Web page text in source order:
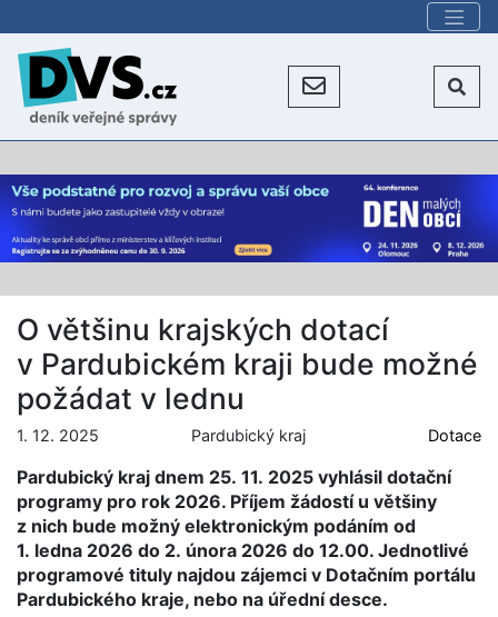
O většinu krajských dotací
v Pardubickém kraji bude možné
požádat v lednu
1. 12. 2025 Pardubický kraj Dotace
Pardubický kraj dnem 25. 11. 2025 vyhlásil dotační
programy pro rok 2026. Příjem žádostí u většiny
z nich bude možný elektronickým podáním od
1. ledna 2026 do 2. února 2026 do 12.00. Jednotlivé
programové tituly najdou zájemci v Dotačním portálu
Pardubického kraje, nebo na úřední desce.